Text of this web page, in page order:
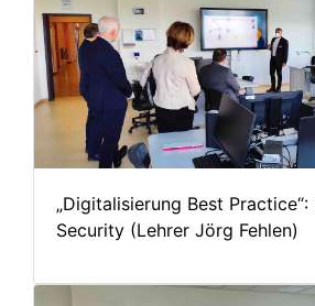
„Digitalisierung Best
Security (Lehrer Jörg Fehlen)